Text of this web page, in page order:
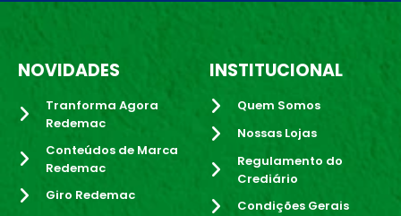
NOVIDADES
Tranforma Agora
Redemac
Conteúdos de Marca
Redemac
Giro Redemac
INSTITUCIONAL
Quem Somos
Nossas Lojas
Regulamento do
Crediário
Condições Gerais